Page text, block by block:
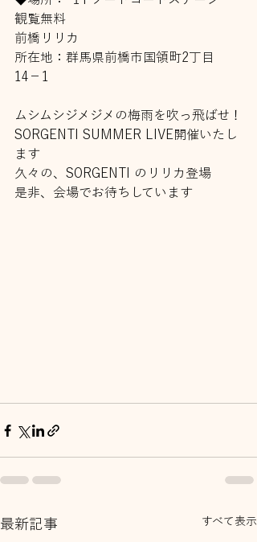
観覧無料
前橋リリカ
所在地：群馬県前橋市国領町2丁目
14−1
ムシムシジメジメの梅雨を吹っ飛ばせ！
SORGENTI SUMMER LIVE開催いたし
ます
久々の、SORGENTI のリリカ登場
是非、会場でお待ちしています
最新記事 すべて表示